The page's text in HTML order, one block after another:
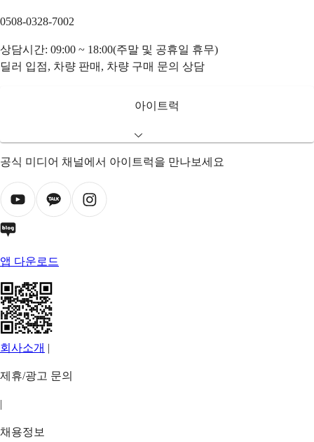
0508-0328-7002
상담시간: 09:00 ~ 18:00(주말 및 공휴일 휴무)
딜러 입점, 차량 판매, 차량 구매 문의 상담
아이트럭
공식 미디어 채널에서 아이트럭을 만나보세요
앱 다운로드
회사소개 |
제휴/광고 문의
|
채용정보